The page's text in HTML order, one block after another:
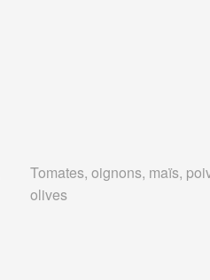
Tomates, oignons, maïs,
olives